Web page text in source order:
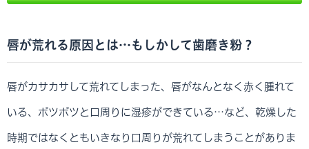
唇が荒れる原因とは…もしかして歯磨き粉？
唇がカサカサして荒れてしまった、唇がなんとなく赤く腫れて
いる、ポツポツと口周りに湿疹ができている…など、乾燥した
時期ではなくともいきなり口周りが荒れてしまうことがありま